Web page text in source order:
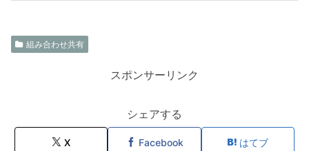
組み合わせ共有
スポンサーリンク
シェアする
X Facebook はてブ